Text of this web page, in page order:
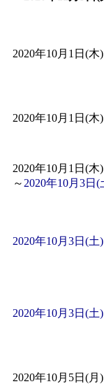
「子
間：
間：
付期
2020年10月1日(木)
2020年10月1日(木)
2020年10月1日(木)
～ 2020年10月3日(
2020年10月3日(土)
2020年10月3日(土)
2020年10月5日(月)